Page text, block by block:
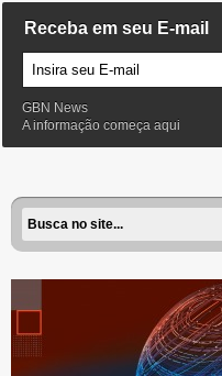
Receba em seu E-mail
GBN News
A informação começa aqui